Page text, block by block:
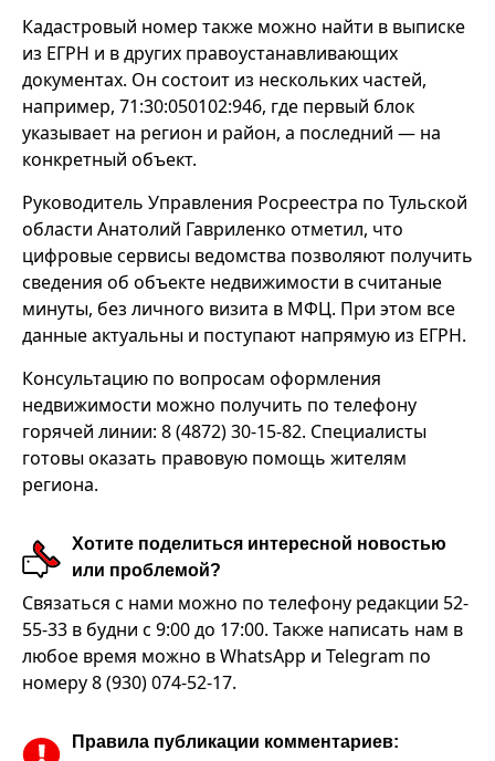
Кадастровый номер также можно найти в выписке
из ЕГРН и в других правоустанавливающих
документах. Он состоит из нескольких частей,
например, 71:30:050102:946, где первый блок
указывает на регион и район, а последний — на
конкретный объект.
Руководитель Управления Росреестра по Тульской
области Анатолий Гавриленко отметил, что
цифровые сервисы ведомства позволяют получить
сведения об объекте недвижимости в считаные
минуты, без личного визита в МФЦ. При этом все
данные актуальны и поступают напрямую из ЕГРН.
Консультацию по вопросам оформления
недвижимости можно получить по телефону
горячей линии: 8 (4872) 30-15-82. Специалисты
готовы оказать правовую помощь жителям
региона.
Хотите поделиться интересной новостью
или проблемой?
Связаться с нами можно по телефону редакции 52-
55-33 в будни с 9:00 до 17:00. Также написать нам в
любое время можно в WhatsApp и Telegram по
номеру 8 (930) 074-52-17.
Правила публикации комментариев: